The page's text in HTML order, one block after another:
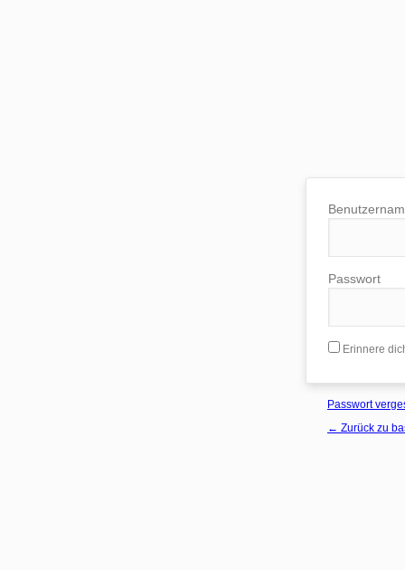
Passwort
Erinnere
Passwort
← Zurück zu